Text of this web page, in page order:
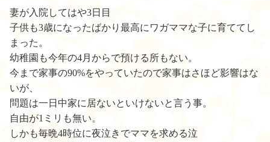
妻が入院してはや3日目
子供も3歳になったばかり最高にワガママな子に育ててし
まった。
幼稚園も今年の4月からで預ける所もない。
今まで家事の90%をやっていたので家事はさほど影響はな
いが、
問題は一日中家に居ないといけないと言う事。
自由が1ミリも無い。
しかも毎晩4時位に夜泣きでママを求める泣